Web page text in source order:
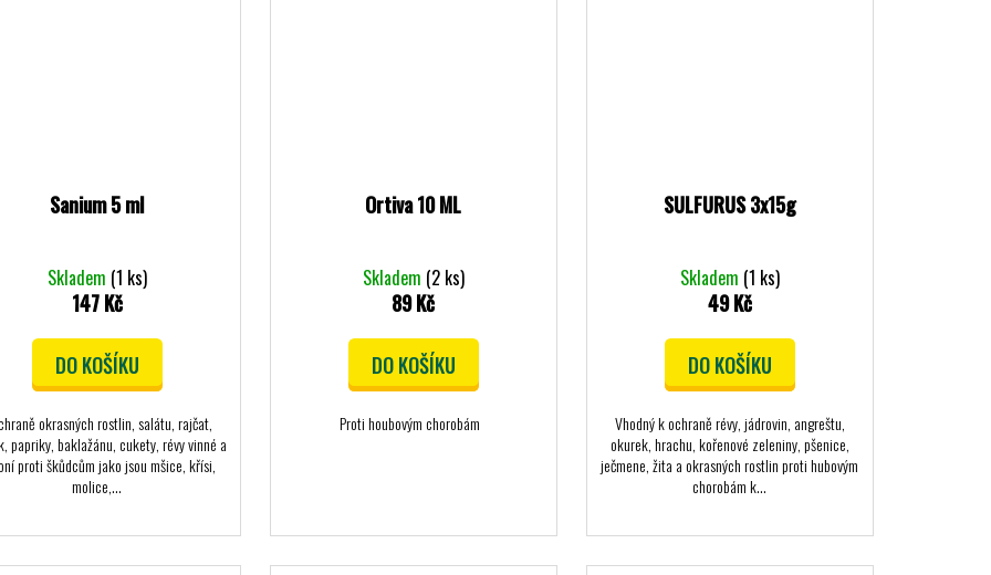
Sanium 5 ml
Skladem (1 ks)
147 Kč
DO KOŠÍKU
okrasných rostlin, salátu, rajčat,
papriky, baklažánu, cukety, révy vinné a
proti škůdcům jako jsou mšice, křísi,
molice,...
Ortiva 10 ML
Skladem (2 ks)
89 Kč
DO KOŠÍKU
Proti houbovým chorobám
SULFURUS 3x15g
Skladem (1 ks)
49 Kč
DO KOŠÍKU
Vhodný k ochraně révy, jádrovin, angreštu,
okurek, hrachu, kořenové zeleniny, pšenice,
ječmene, žita a okrasných rostlin proti hubovým
chorobám k...